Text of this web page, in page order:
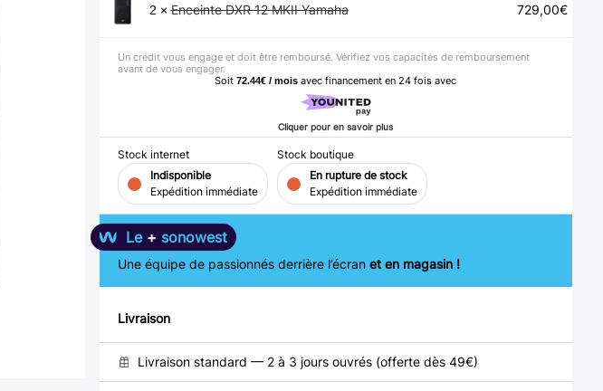
2 ×Enceinte DXR 12 MKII Yamaha 729,00€
Soit 72.44€ / mois avec financement en 24 fois avec
Cliquer pour en savoir plus
Un crédit vous engage et doit être remboursé. Vérifiez vos capacités de remboursement
avant de vous engager.
Stock internet
Indisponible
Expédition immédiate
Stock boutique
En rupture de stock
Expédition immédiate
Le + sonowest
Une équipe de passionnés derrière l’écran et en magasin !
Livraison
Livraison standard — 2 à 3 jours ouvrés (offerte dès 49€)